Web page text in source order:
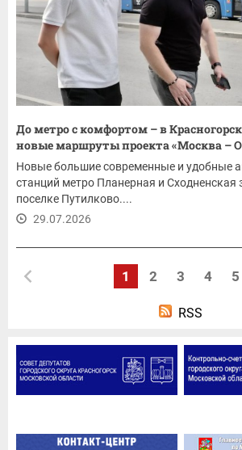
До метро с комфортом – в
новые маршруты проекта «Москва –
Новые большие современные и удобные
станций метро Планерная и Сходненская
поселке Путилково....
29.07.2026
1 2 3 4 5
RSS